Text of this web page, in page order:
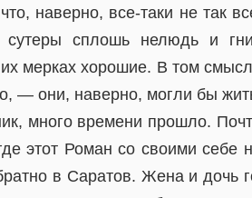
наверно, все-таки не так
сплошь нелюдь и
мерках хорошие. В том
— они, наверно, могли бы
много времени прошло.
этот Роман со своими себе
в Саратов. Жена и дочь